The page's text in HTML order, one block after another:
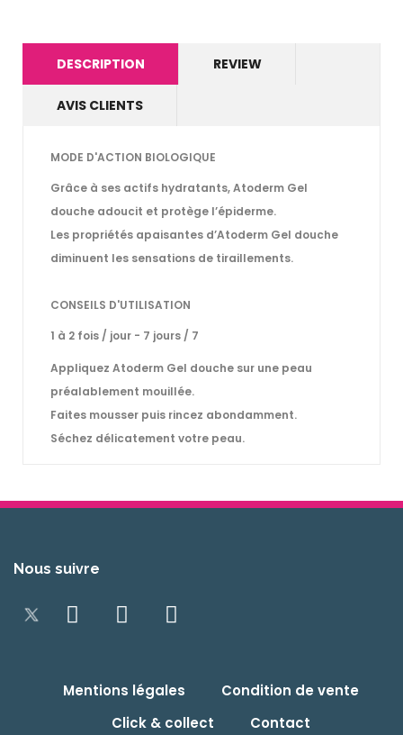
DESCRIPTION REVIEW
AVIS CLIENTS
MODE D'ACTION BIOLOGIQUE
Grâce à ses actifs hydratants, Atoderm Gel
douche adoucit et protège l’épiderme.
Les propriétés apaisantes d’Atoderm Gel douche
diminuent les sensations de tiraillements.
CONSEILS D'UTILISATION
1 à 2 fois / jour - 7 jours / 7
Appliquez Atoderm Gel douche sur une peau
préalablement mouillée.
Faites mousser puis rincez abondamment.
Séchez délicatement votre peau.
Nous suivre
Mentions légales
Condition de vente
Click & collect
Contact